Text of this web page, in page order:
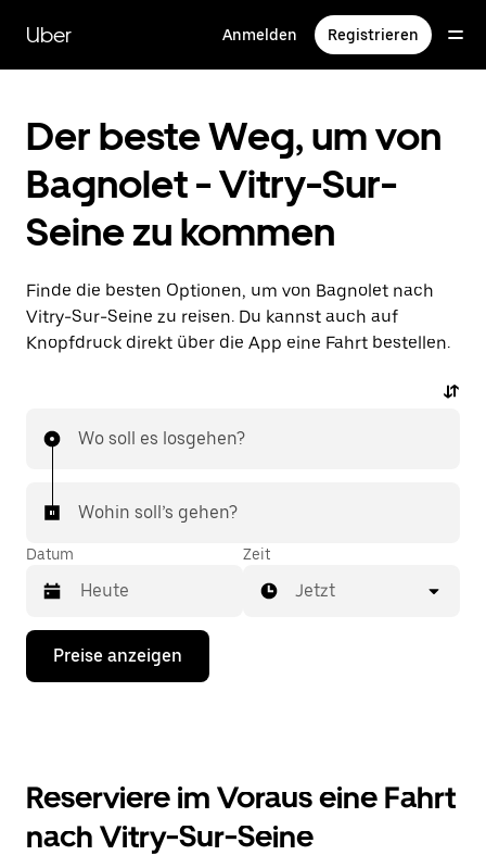
zum
Hauptinhalt
Uber Anmelden Registrieren
Der beste Weg, um von
Bagnolet - Vitry-Sur-
Seine zu kommen
Finde die besten Optionen, um von Bagnolet nach
Vitry-Sur-Seine zu reisen. Du kannst auch auf
Knopfdruck direkt über die App eine Fahrt bestellen.
Wo soll es losgehen?
Wohin soll’s gehen?
Datum
Drücke
Nach-
Kalender
interagieren
Zeit
Jetzt
Preise anzeigen
Reserviere im Voraus eine Fahrt
nach Vitry-Sur-Seine